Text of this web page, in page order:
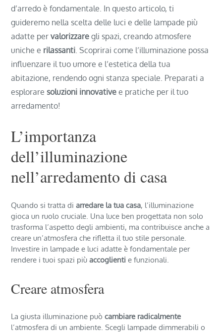
d’arredo è fondamentale. In questo articolo, ti
guideremo nella scelta delle luci e delle lampade più
adatte pervalorizzare gli spazi, creando atmosfere
uniche e rilassanti . Scoprirai come l’illuminazione possa
influenzare il tuo umore e l’estetica della tua
abitazione, rendendo ogni stanza speciale. Preparati a
esplorare soluzioni innovative e pratiche per il tuo
arredamento!
L’importanza
dell’illuminazione
nell’arredamento di casa
Quando si tratta diarredare la tua casa, l’illuminazione
gioca un ruolo cruciale. Una luce ben progettata non solo
trasforma l’aspetto degli ambienti, ma contribuisce anche a
creare un’atmosfera che rifletta il tuo stile personale.
Investire in lampade e luci adatte è fondamentale per
rendere i tuoi spazi piùaccoglienti e funzionali.
Creare atmosfera
La giusta illuminazione puòcambiare radicalmente
l’atmosfera di un ambiente. Scegli lampade dimmerabili o